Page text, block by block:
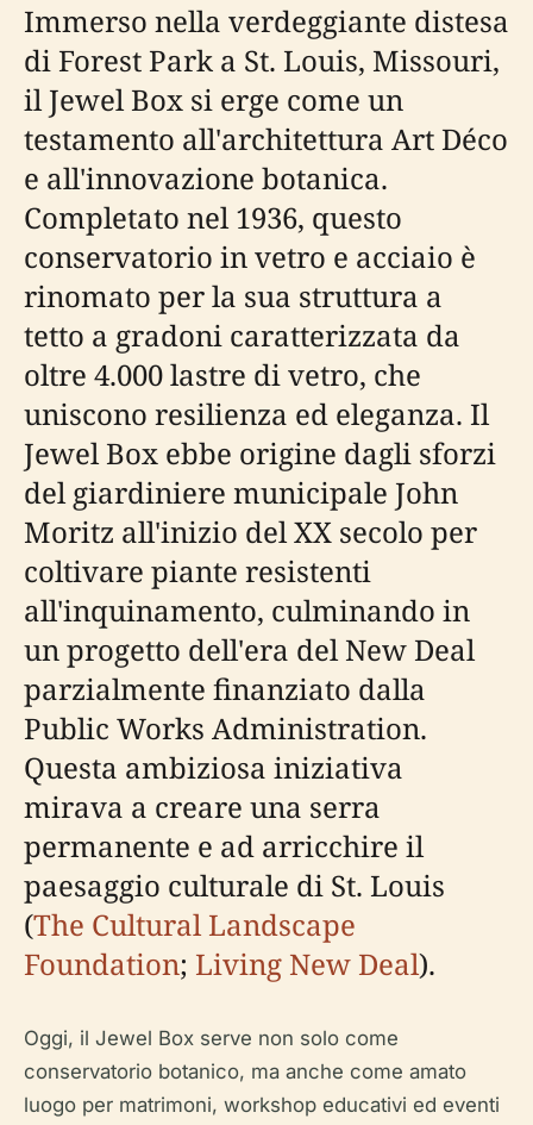
Immerso nella verdeggiante distesa
di Forest Park a St. Louis, Missouri,
il Jewel Box si erge come un
testamento all'architettura Art Déco
e all'innovazione botanica.
Completato nel 1936, questo
conservatorio in vetro e acciaio è
rinomato per la sua struttura a
tetto a gradoni caratterizzata da
oltre 4.000 lastre di vetro, che
uniscono resilienza ed eleganza. Il
Jewel Box ebbe origine dagli sforzi
del giardiniere municipale John
Moritz all'inizio del XX secolo per
coltivare piante resistenti
all'inquinamento, culminando in
un progetto dell'era del New Deal
parzialmente finanziato dalla
Public Works Administration.
Questa ambiziosa iniziativa
mirava a creare una serra
permanente e ad arricchire il
paesaggio culturale di St. Louis
(The Cultural Landscape
Foundation; Living New Deal).
Oggi, il Jewel Box serve non solo come
conservatorio botanico, ma anche come amato
luogo per matrimoni, workshop educativi ed eventi